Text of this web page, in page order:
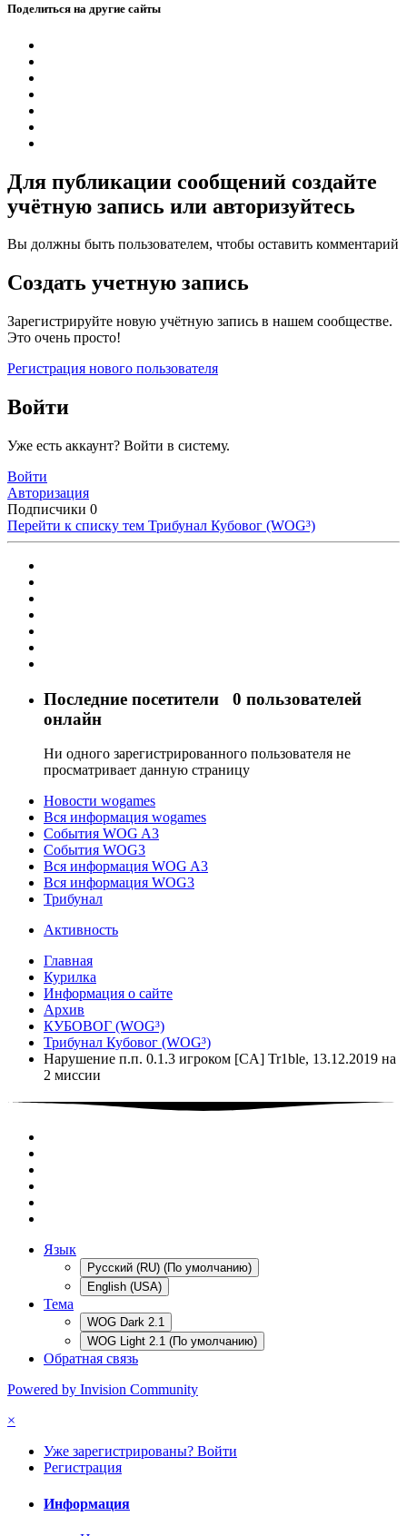
Поделиться на другие сайты
Для публикации сообщений создайте
учётную запись или авторизуйтесь
Вы должны быть пользователем, чтобы оставить комментарий
Создать учетную запись
Зарегистрируйте новую учётную запись в нашем сообществе.
Это очень просто!
Регистрация нового пользователя
Войти
Уже есть аккаунт? Войти в систему.
Войти
Авторизация
Подписчики 0
Перейти к списку тем Трибунал Кубовог (WOG³)
Последние посетители 0 пользователей
онлайн
Ни одного зарегистрированного пользователя не
просматривает данную страницу
Новости wogames
Вся информация wogames
События WOG A3
События WOG3
Вся информация WOG A3
Вся информация WOG3
Трибунал
Активность
Главная
Курилка
Информация о сайте
Архив
КУБОВОГ (WOG³)
Трибунал Кубовог (WOG³)
Нарушение п.п. 0.1.3 игроком [CA] Tr1ble, 13.12.2019 на
2 миссии
Язык
Русский (RU) (По умолчанию)
English (USA)
Тема
WOG Dark 2.1
WOG Light 2.1 (По умолчанию)
Обратная связь
Powered by Invision Community
×
Уже зарегистрированы? Войти
Регистрация
Информация